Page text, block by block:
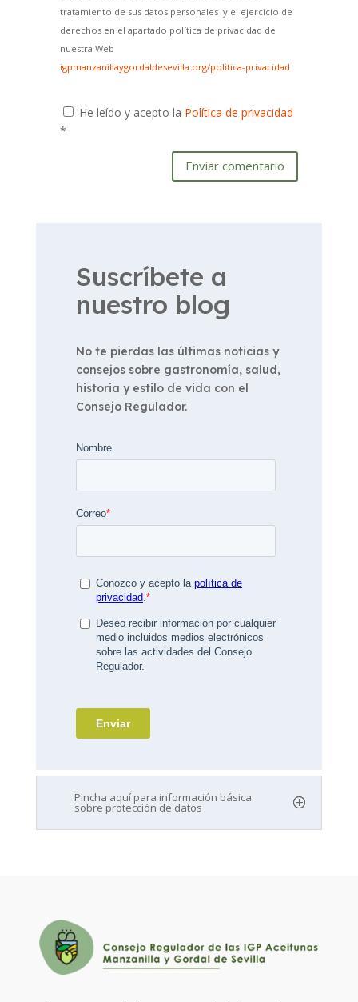
tratamiento de sus datos personales y el ejercicio de
derechos en el apartado política de privacidad de
nuestra Web
igpmanzanillaygordaldesevilla.org/politica-privacidad
He leído y acepto la Política de privacidad
*
Enviar comentario
Suscríbete a
nuestro blog
No te pierdas las últimas noticias y
consejos sobre gastronomía, salud,
historia y estilo de vida con el
Consejo Regulador.
Pincha aquí para información básica
sobre protección de datos